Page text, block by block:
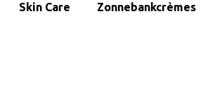
Skin Care Zonnebankcrèmes